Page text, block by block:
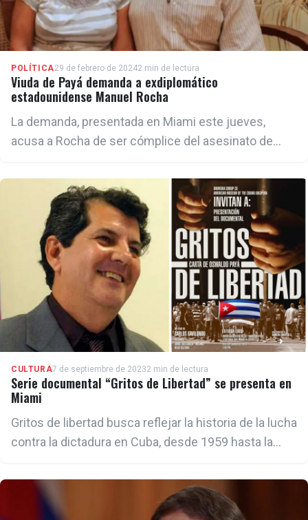
POLÍTICA29 de febrero de 20242 min de lectura
Viuda de Payá demanda a exdiplomático
estadounidense Manuel Rocha
La demanda, presentada en Miami este jueves,
acusa a Rocha de ser cómplice del asesinato de
CULTURA7 de septiembre de 20232 min de lectura
Serie documental “Gritos de Libertad” se presenta en
Miami
Gritos de libertad busca reflejar la historia de la lucha
contra la dictadura en Cuba, desde 1959 hasta la